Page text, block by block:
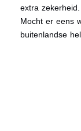
extra zekerheid.
Mocht er eens
buitenlandse